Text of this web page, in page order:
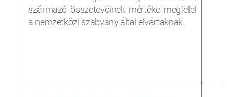
származó összetevőinek mértéke megfelel
a nemzetközi szabvány által elvártaknak.